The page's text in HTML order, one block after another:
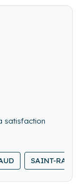
satisfaction
avec
et départ des
out),
SAINT-